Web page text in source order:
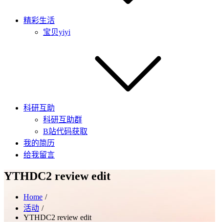
精彩生活
宝贝yiyi
科研互助
科研互助群
B站代码获取
我的简历
给我留言
YTHDC2 review edit
Home
活动
YTHDC2 review edit